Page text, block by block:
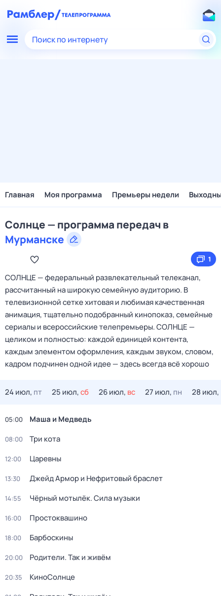
Поиск по интернету
Главная Моя программа Премьеры недели
Солнце — программа передач в
Мурманске
1
СОЛНЦЕ — федеральный развлекательный телеканал,
рассчитанный на широкую семейную аудиторию. В
телевизионной сетке хитовая и любимая качественная
анимация, тщательно подобранный кинопоказ, семейные
сериалы и всероссийские телепремьеры. СОЛНЦЕ —
целиком и полностью: каждой единицей контента,
каждым элементом оформления, каждым звуком, словом,
кадром подчинен одной идее — здесь всегда всё хорошо
24 июл, пт 25 июл,сб 26 июл, вс 27 июл, пн 28 июл,
05:00 Маша и Медведь
08:00 Три кота
12:00 Царевны
13:30 Джейд Армор и Нефритовый браслет
14:55 Чёрный мотылёк. Сила музыки
16:00 Простоквашино
18:00 Барбоскины
20:00 Родители. Так и живём
20:35 КиноСолнце